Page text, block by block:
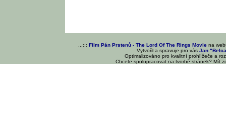
...::: Film Pán Prstenů - The Lord Of The Rings Movie na
Vytvořil a spravuje pro vásJan
Optimalizováno pro kvalitní prohlížeče a
Chcete spolupracovat na tvorbě stránek? Mít